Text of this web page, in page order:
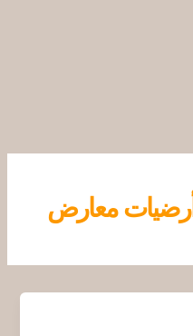
أرضيات معارض